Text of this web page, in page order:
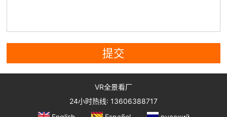
提交
VR全景看厂
24小时热线: 13606388717